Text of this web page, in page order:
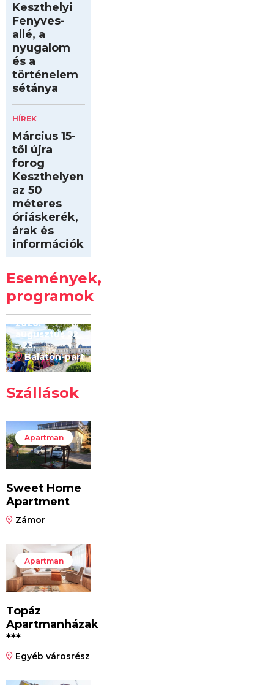
Keszthelyi
Fenyves-
allé, a
nyugalom
és a
történelem
sétánya
HÍREK
Március 15-
től újra
forog
Keszthelyen
az 50
méteres
óriáskerék,
árak és
információk
Események,
programok
Kilóméterek
2026
2026.
augusztus 22
– 23.
Balaton-part
Szállások
Apartman
Sweet Home
Apartment
Zámor
Apartman
Topáz
Apartmanházak
***
Egyéb városrész